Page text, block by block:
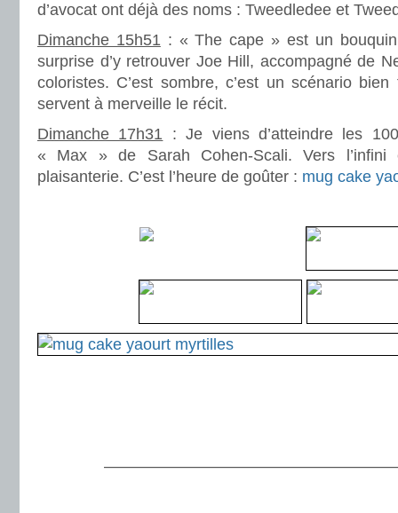
d’avocat ont déjà des noms : Tweedledee et
Dimanche 15h51 : « The cape » est un
surprise d’y retrouver Joe Hill, accompagné de
coloristes. C’est sombre, c’est un scénario
servent à merveille le récit.
Dimanche 17h31 : Je viens d’atteindre les
« Max » de Sarah Cohen-Scali. Vers
plaisanterie. C’est l’heure de goûter : mug cake